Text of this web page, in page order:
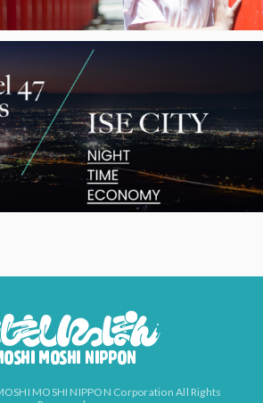
MOSHI NIPPON Corporation All Rights